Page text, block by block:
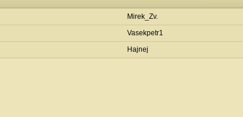
Mirek_Zv.
Vasekpetr1
Hajnej